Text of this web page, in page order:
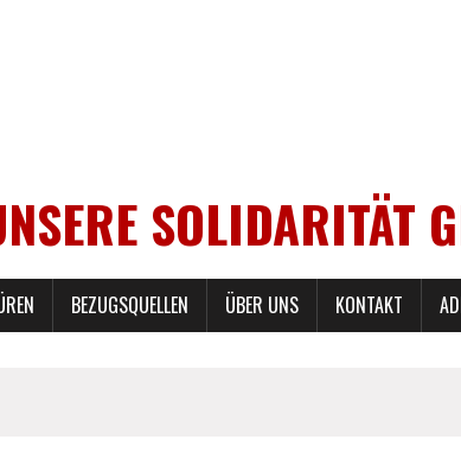
SOLIDARITÄT
BEZUGSQUELLEN ÜBER UNS KONTAKT